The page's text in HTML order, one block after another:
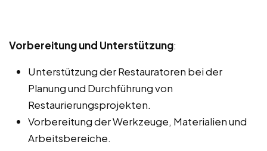
Vorbereitung und Unterstützung:
Unterstützung der Restauratoren bei der
Planung und Durchführung von
Restaurierungsprojekten.
Vorbereitung der Werkzeuge, Materialien und
Arbeitsbereiche.